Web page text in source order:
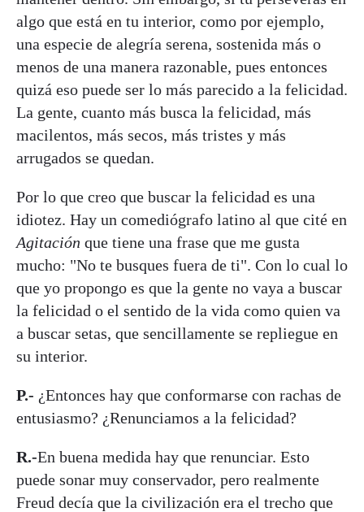
algo que está en tu interior, como por ejemplo,
una especie de alegría serena, sostenida más o
menos de una manera razonable, pues entonces
quizá eso puede ser lo más parecido a la felicidad.
La gente, cuanto más busca la felicidad, más
macilentos, más secos, más tristes y más
arrugados se quedan.
Por lo que creo que buscar la felicidad es una
idiotez. Hay un comediógrafo latino al que cité en
Agitación que tiene una frase que me gusta
mucho: "No te busques fuera de ti". Con lo cual lo
que yo propongo es que la gente no vaya a buscar
la felicidad o el sentido de la vida como quien va
a buscar setas, que sencillamente se repliegue en
su interior.
P.- ¿Entonces hay que conformarse con rachas de
entusiasmo? ¿Renunciamos a la felicidad?
R.-En buena medida hay que renunciar. Esto
puede sonar muy conservador, pero realmente
Freud decía que la civilización era el trecho que